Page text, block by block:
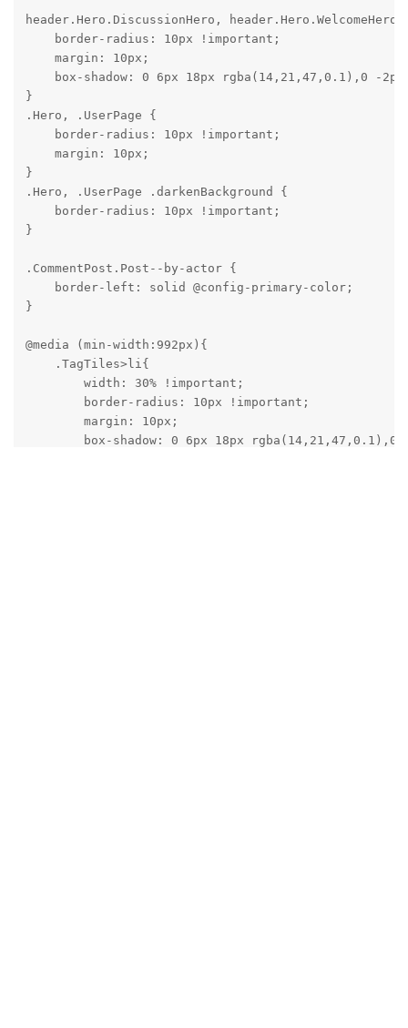
header.Hero.DiscussionHero, header.Hero.WelcomeHero
    border-radius: 10px !important;
    margin: 10px;
box-shadow: 0 6px 18px rgba(14,21,47,0.1),0 -
}
.Hero, .UserPage {
    border-radius: 10px !important;
    margin: 10px;
}
.Hero, .UserPage .darkenBackground {
    border-radius: 10px !important;
}
.CommentPost.Post--by-actor {
    border-left: solid @config-primary-color;
}
@media (min-width:992px){
    .TagTiles>li{
        width: 30% !important;
        border-radius: 10px !important;
        margin: 10px;
box-shadow: 0 6px 18px rgba(14,21,47,0.1),0